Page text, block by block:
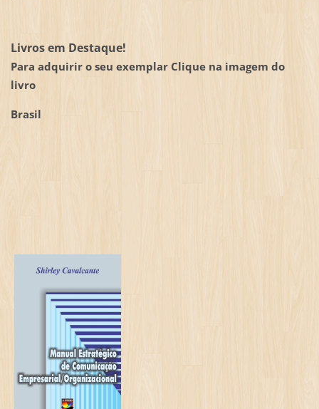
Livros em Destaque!
Para adquirir o seu exemplar Clique na imagem do
livro
Brasil